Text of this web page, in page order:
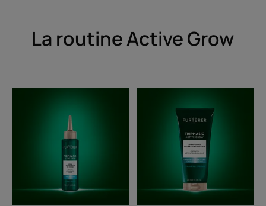
La routine Active Grow
-
Siero
acceleratore
di
crescita
fisiologica
Grow
-
Shampoo
attivatore
di
crescita
fisiologica